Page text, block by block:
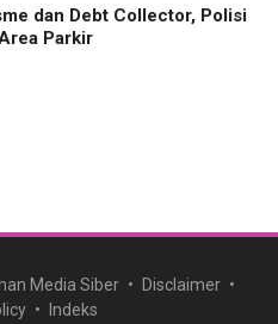
dan Debt Collector, Polisi
Parkir
Media Siber
Disclaimer
Indeks